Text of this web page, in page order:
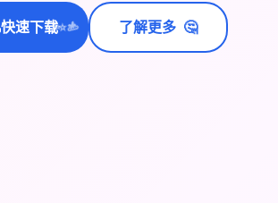
快速下载
✨⭐💫 了解更多 🤔